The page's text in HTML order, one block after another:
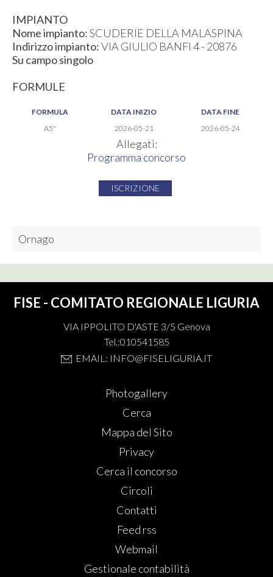
IMPIANTO
Nome impianto:SCUDERIE DELLA MALASPINA
Indirizzo impianto:VIA GIULIO BANFI 4 - 20876
Su campo singolo
FORMULE
FORMULA DATA INIZIO
DATA FINE
A5*
2026-05-21 2026-05-24
Allegati:
Programma concorso
ISCRIZIONE
Ornago
FISE - COMITATO REGIONALE LIGURIA
VIA IPPOLITO D'ASTE 3/5 Genova
Tel.:010541585
EMAIL: INFO@FISELIGURIA.IT
Photogallery
Cerca
Mappa del Sito
Privacy
Cerca il concorso
Circoli
Contatti
Feed rss
Webmail
Gestionale contabilità